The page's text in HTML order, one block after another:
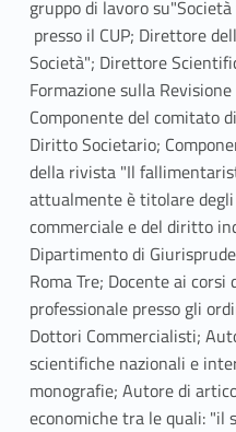
gruppo di lavoro
presso il CUP; Direttore
Società"; Direttore
Formazione sulla
Componente del comitato
Diritto Societario;
della rivista "Il
attualmente è titolare
commerciale e del diritto
Dipartimento di
Roma Tre; Docente ai
professionale presso gli
Dottori Commercialisti;
scientifiche nazionali e
monografie; Autore di
economiche tra le quali: "il